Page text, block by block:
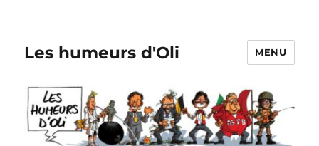
Les humeurs d'Oli MENU